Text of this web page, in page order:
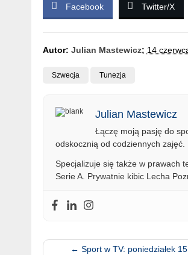
Facebook Twitter/X
Autor: Julian Mastewicz; 14
Szwecja Tunezja
Julian Mastewicz
Łączę moją pasję do
odskocznią od codziennych zajęć.
Specjalizuje się także w prawach
Serie A. Prywatnie kibic Lecha
← Sport w TV: poniedziałek